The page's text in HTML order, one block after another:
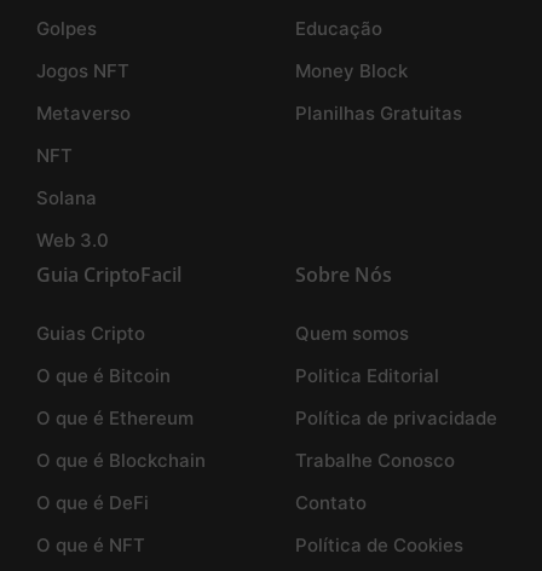
Golpes
Jogos NFT
Metaverso
NFT
Solana
Web 3.0
Educação
Money Block
Planilhas Gratuitas
Guia CriptoFacil
Guias Cripto
O que é Bitcoin
O que é Ethereum
O que é Blockchain
O que é DeFi
O que é NFT
Sobre Nós
Quem somos
Politica Editorial
Política de privacidade
Trabalhe Conosco
Contato
Política de Cookies